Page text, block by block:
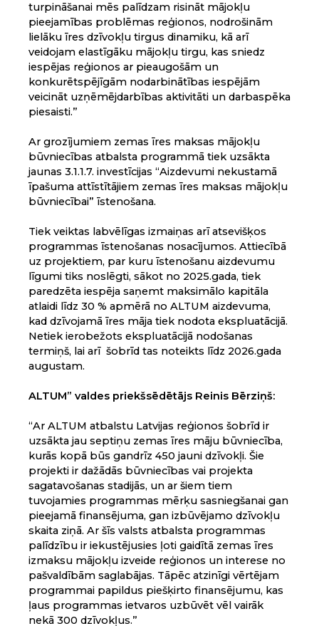
turpināšanai mēs palīdzam risināt mājokļu
pieejamības problēmas reģionos, nodrošinām
lielāku īres dzīvokļu tirgus dinamiku, kā arī
veidojam elastīgāku mājokļu tirgu, kas sniedz
iespējas reģionos ar pieaugošām un
konkurētspējīgām nodarbinātības iespējām
veicināt uzņēmējdarbības aktivitāti un darbaspēka
piesaisti.”
Ar grozījumiem zemas īres maksas mājokļu
būvniecības atbalsta programmā tiek uzsākta
jaunas 3.1.1.7. investīcijas “Aizdevumi nekustamā
īpašuma attīstītājiem zemas īres maksas mājokļu
būvniecībai” īstenošana.
Tiek veiktas labvēlīgas izmaiņas arī atsevišķos
programmas īstenošanas nosacījumos. Attiecībā
uz projektiem, par kuru īstenošanu aizdevumu
līgumi tiks noslēgti, sākot no 2025.gada, tiek
paredzēta iespēja saņemt maksimālo kapitāla
atlaidi līdz 30 % apmērā no ALTUM aizdevuma,
kad dzīvojamā īres māja tiek nodota ekspluatācijā.
Netiek ierobežots ekspluatācijā nodošanas
termiņš, lai arī šobrīd tas noteikts līdz 2026.gada
augustam.
ALTUM” valdes priekšsēdētājs Reinis Bērziņš:
“Ar ALTUM atbalstu Latvijas reģionos šobrīd ir
uzsākta jau septiņu zemas īres māju būvniecība,
kurās kopā būs gandrīz 450 jauni dzīvokļi. Šie
projekti ir dažādās būvniecības vai projekta
sagatavošanas stadijās, un ar šiem tiem
tuvojamies programmas mērķu sasniegšanai gan
pieejamā finansējuma, gan izbūvējamo dzīvokļu
skaita ziņā. Ar šīs valsts atbalsta programmas
palīdzību ir iekustējusies ļoti gaidītā zemas īres
izmaksu mājokļu izveide reģionos un interese no
pašvaldībām saglabājas. Tāpēc atzinīgi vērtējam
programmai papildus piešķirto finansējumu, kas
ļaus programmas ietvaros uzbūvēt vēl vairāk
nekā 300 dzīvokļus.”